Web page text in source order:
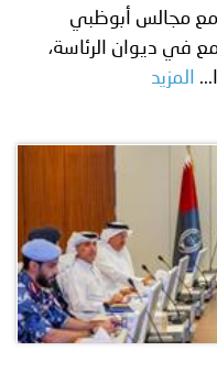
مع مجالس أبوظبي
في ديوان الرئاسة،
المزيد